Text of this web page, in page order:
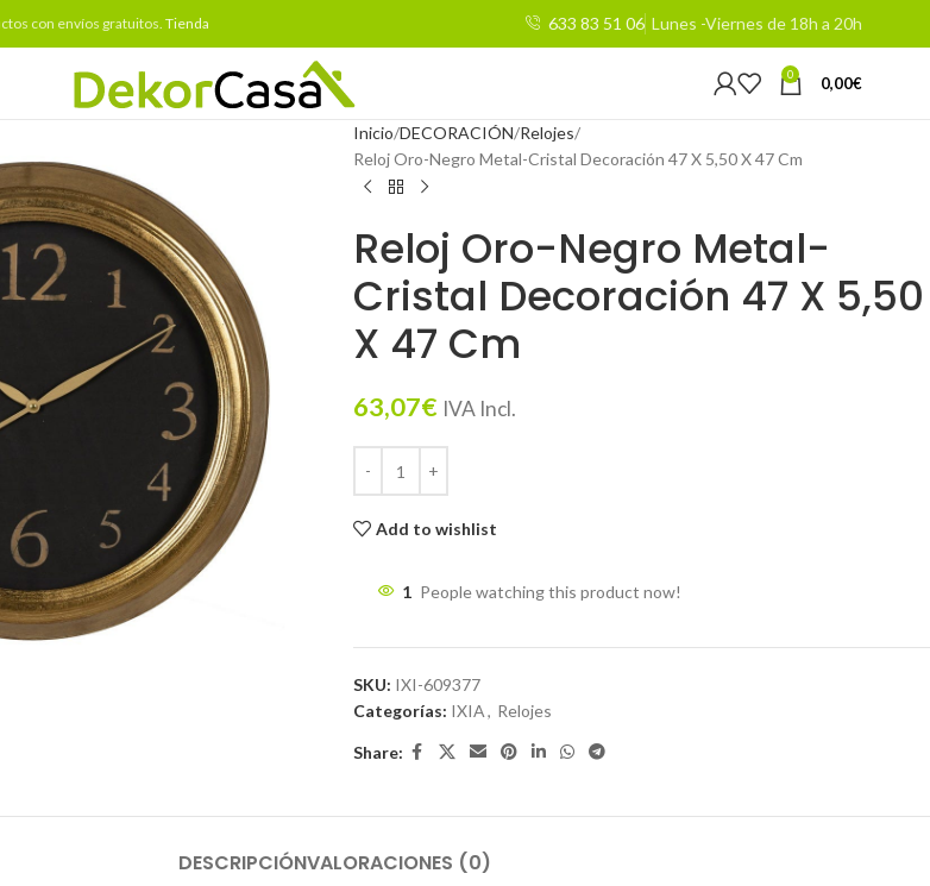
con envíos gratuitos. Tienda 633 83 51 06 Lunes -Viernes de 18h a 20h
0 0,00€
Inicio DECORACIÓN Relojes
Reloj Oro-Negro Metal-Cristal Decoración 47 X 5,50 X 47 Cm
Reloj Oro-Negro Metal-
Cristal Decoración 47 X 5,50
X 47 Cm
63,07€ IVA Incl.
Add to wishlist
1 People watching this product now!
SKU: IXI-609377
Categorías: IXIA, Relojes
Share:
DESCRIPCIÓNVALORACIONES (0)